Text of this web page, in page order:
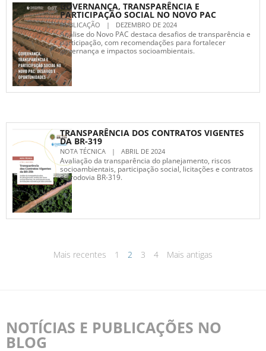
GOVERNANÇA, TRANSPARÊNCIA E
PARTICIPAÇÃO SOCIAL NO NOVO PAC
PUBLICAÇÃO | DEZEMBRO DE 2024
Análise do Novo PAC destaca desafios de transparência e
participação, com recomendações para fortalecer
governança e impactos socioambientais.
TRANSPARÊNCIA DOS CONTRATOS VIGENTES
DA BR-319
NOTA TÉCNICA | ABRIL DE 2024
Avaliação da transparência do planejamento, riscos
socioambientais, participação social, licitações e contratos
da rodovia BR-319.
Mais recentes 1 2 3 4 Mais antigas
NOTÍCIAS E PUBLICAÇÕES NO
BLOG